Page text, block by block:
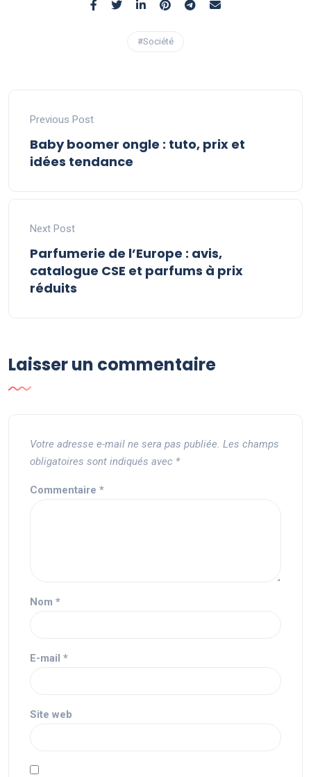
#Société
Previous Post
Baby boomer ongle : tuto, prix et
idées tendance
Next Post
Parfumerie de l’Europe : avis,
catalogue CSE et parfums à prix
réduits
Laisser un commentaire
Votre adresse e-mail ne sera pas publiée. Les champs
obligatoires sont indiqués avec *
Commentaire *
Nom *
E-mail *
Site web